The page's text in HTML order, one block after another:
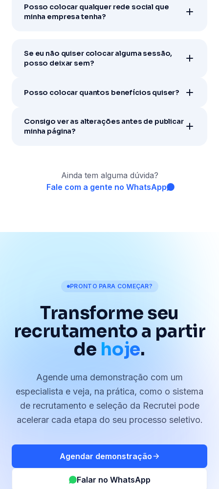
Posso colocar qualquer rede social que
minha empresa tenha?
Se eu não quiser colocar alguma sessão,
posso deixar sem?
Posso colocar quantos benefícios quiser?
Consigo ver as alterações antes de publicar
minha página?
Ainda tem alguma dúvida?
Fale com a gente no WhatsApp
PRONTO PARA COMEÇAR?
Transforme seu
recrutamento a partir
de hoje.
Agende uma demonstração com um
especialista e veja, na prática, como o sistema
de recrutamento e seleção da Recrutei pode
acelerar cada etapa do seu processo seletivo.
Agendar demonstração
Falar no WhatsApp